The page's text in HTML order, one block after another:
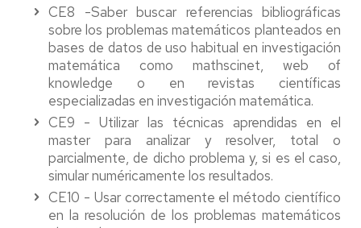
CE8 -Saber buscar referencias bibliográficas
sobre los problemas matemáticos planteados en
bases de datos de uso habitual en investigación
matemática como mathscinet, web of
knowledge o en revistas científicas
especializadas en investigación matemática.
CE9 - Utilizar las técnicas aprendidas en el
master para analizar y resolver, total o
parcialmente, de dicho problema y, si es el caso,
simular numéricamente los resultados.
CE10 - Usar correctamente el método científico
en la resolución de los problemas matemáticos